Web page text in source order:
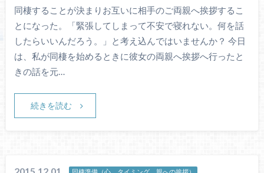
同棲することが決まりお互いに相手のご両親へ挨拶するこ
とになった。「緊張してしまって不安で寝れない。何を話
したらいいんだろう。」と考え込んではいませんか？ 今日
は、私が同棲を始めるときに彼女の両親へ挨拶へ行ったと
きの話を元…
続きを読む
2015.12.01